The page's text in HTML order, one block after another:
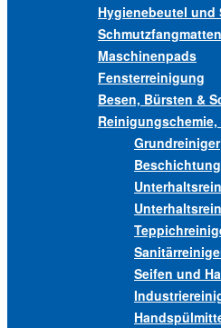
Hygienebeutel und
Schmutzfangmatten
Maschinenpads
Fensterreinigung
Besen, Bürsten &
Grundreiniger
Seifen und